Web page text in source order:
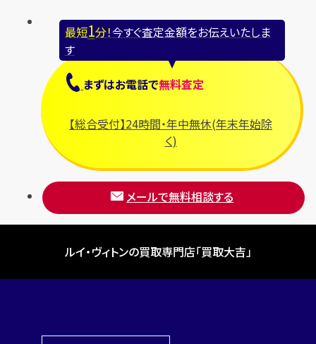
最短1分！今すぐ査定金額をお伝えいたしま
す
まずはお電話で無料査定
【総合受付】24時間・年中無休(年末年始除
く)
メールで無料相談する
ルイ・ヴィトンの買取専門店「買取大吉」